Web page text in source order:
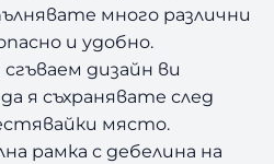
много различни
и удобно.
дизайн ви
я съхранявате след
място.
рамка с дебелина на